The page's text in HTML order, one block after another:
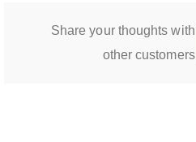
Share your thoughts with
other customers